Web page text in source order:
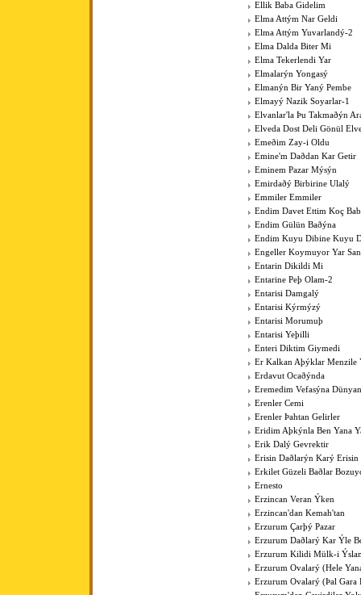
Ellik Baba Gidelim
Elma Attým Nar Geldi
Elma Attým Yuvarlandý-2
Elma Dalda Biter Mi
Elma Tekerlendi Yar
Elmalarýn Yongasý
Elmanýn Bir Yaný Pembe
Elmayý Nazik Soyarlar-1
Elvanlar'la Þu Takmaðýn
Elveda Dost Deli Gönül
Emeðim Zay-i Oldu
Emine'm Daðdan Kar Getir
Eminem Pazar Mýsýn
Emirdaðý Birbirine Ulalý
Emmiler Emmiler
Endim Davet Ettim Koç
Endim Gülün Baðýna
Endim Kuyu Dibine Kuyu
Engeller Koymuyor Yar
Entarin Dikildi Mi
Entarine Peþ Olam-2
Entarisi Damgalý
Entarisi Kýrmýzý
Entarisi Morumuþ
Entarisi Yeþilli
Enteri Diktim Giymedi
Er Kalkan Aþýklar Menzile
Erdavut Ocaðýnda
Eremedim Vefasýna
Erenler Cemi
Erenler Þahtan Gelirler
Eridim Aþkýnla Ben Yana
Erik Dalý Gevrektir
Erisin Daðlarýn Karý Erisin
Erkilet Güzeli Baðlar
Ernesto
Erzincan Veran Ýken
Erzincan'dan Kemah'tan
Erzurum Çarþý Pazar
Erzurum Daðlarý Kar Ýle
Erzurum Kilidi Mülk-i
Erzurum Ovalarý (Hele
Erzurum Ovalarý (Þal Gara